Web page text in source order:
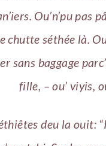
Ou’n’pu pas
chutte séthée là.
sans baggage
fille, – ou’ viyis,
deu la ouit: